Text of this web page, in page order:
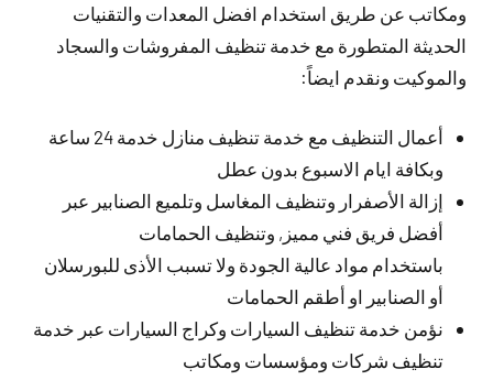
ومكاتب عن طريق استخدام افضل المعدات والتقنيات
الحديثة المتطورة مع خدمة تنظيف المفروشات والسجاد
والموكيت ونقدم ايضاً:
أعمال التنظيف مع خدمة تنظيف منازل خدمة 24 ساعة
وبكافة ايام الاسبوع بدون عطل
إزالة الأصفرار وتنظيف المغاسل وتلميع الصنابير عبر
أفضل فريق فني مميز, وتنظيف الحمامات
باستخدام مواد عالية الجودة ولا تسبب الأذى للبورسلان
أو الصنابير او أطقم الحمامات
نؤمن خدمة تنظيف السيارات وكراج السيارات عبر خدمة
تنظيف شركات ومؤسسات ومكاتب